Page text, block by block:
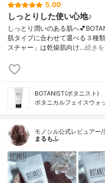
5.00
しっとりした使い心地♪
しっとり潤いのある肌へ
肌タイプに合わせて選べる３種
スチャー」は乾燥肌向け…続き
BOTANIST(ボタニスト)
ボタニカルフェイスウォ
モノシル公式レビュアー
まるもふ